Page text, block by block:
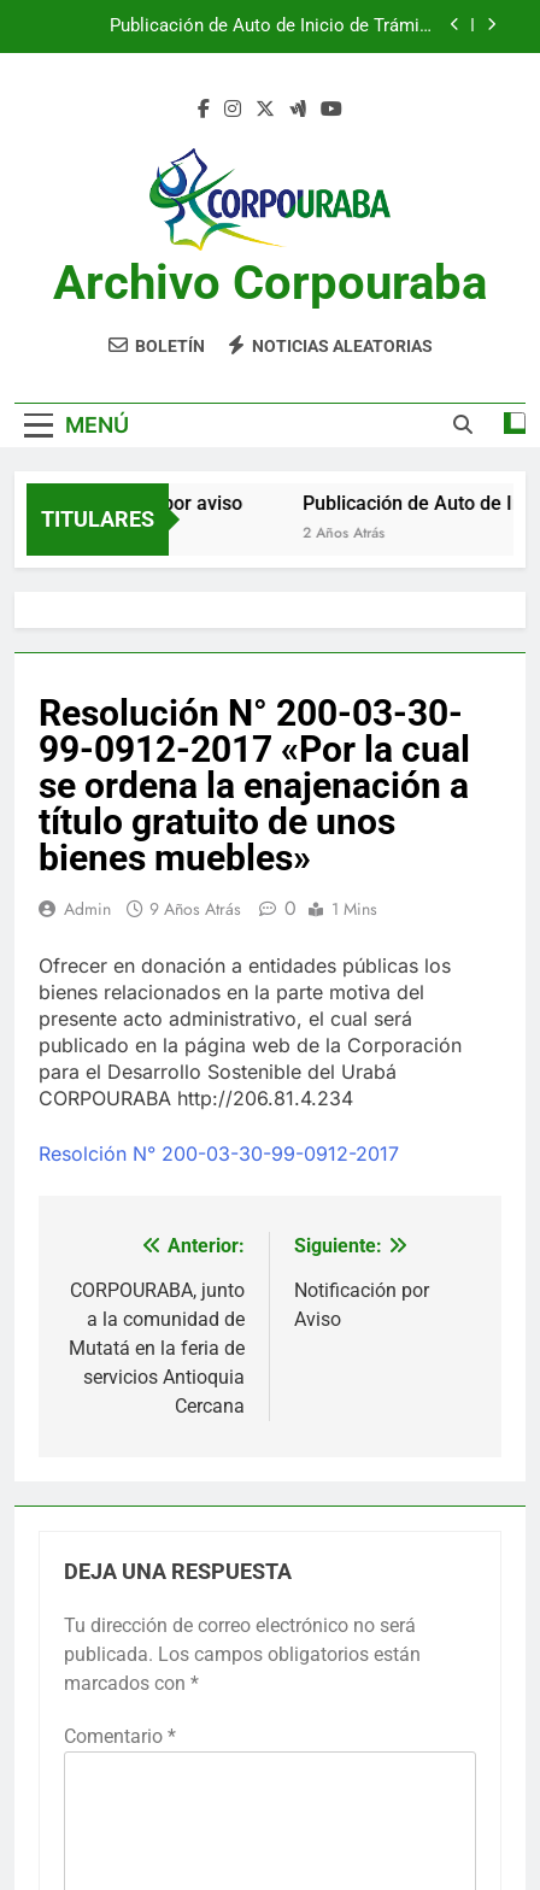
Publicación de Auto de Inicio de Trámite
Notificación por aviso
Publicación de Auto de Inicio de Trámite
Publicación de Auto de Inicio de Trámite
CITACIONES
Archivo Corpouraba
BOLETÍN NOTICIAS ALEATORIAS
MENÚ
TITULARES
Notificación por aviso
2 Años Atrás
Publicación de Auto de
2 Años Atrás
Resolución N° 200-03-30-
99-0912-2017 «Por la cual
se ordena la enajenación a
título gratuito de unos
bienes muebles»
Admin 9 Años Atrás 0 1 Mins
Ofrecer en donación a entidades públicas los
bienes relacionados en la parte motiva del
presente acto administrativo, el cual será
publicado en la página web de la Corporación
para el Desarrollo Sostenible del Urabá
CORPOURABA http://206.81.4.234
Resolción N° 200-03-30-99-0912-2017
Navegación
de
entradas
Anterior:
CORPOURABA, junto
a la comunidad de
Mutatá en la feria de
servicios Antioquia
Cercana
Siguiente:
Notificación por
Aviso
DEJA UNA RESPUESTA
Tu dirección de correo electrónico no será
publicada. Los campos obligatorios están
marcados con *
Comentario *